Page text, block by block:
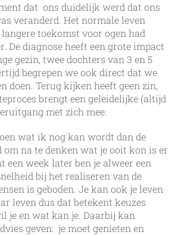
dat ons duidelijk werd dat ons
veranderd. Het normale leven
toekomst voor ogen had
De diagnose heeft een grote impact
gezin, twee dochters van 3 en 5
begrepen we ook direct dat we
doen. Terug kijken heeft geen zin,
brengt een geleidelijke (altijd
met zich mee.
wat ik nog kan wordt dan de
na te denken wat je ooit kon is er
een week later ben je alweer een
bij het realiseren van de
is geboden. Je kan ook je leven
leven dus dat betekent keuzes
je en wat kan je. Daarbij kan
geven: je moet genieten en